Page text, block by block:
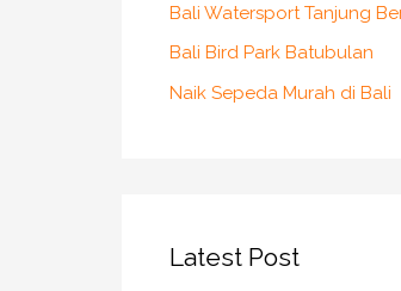
Bali Watersport Tanjung
Bali Bird Park Batubulan
Naik Sepeda Murah di Bali
Latest Post